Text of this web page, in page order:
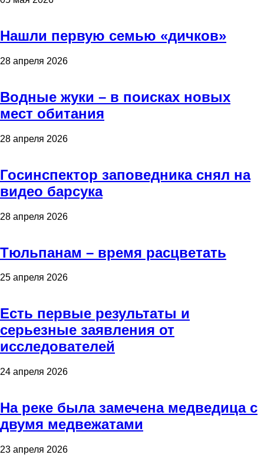
Нашли первую семью «дичков»
28 апреля 2026
Водные жуки – в поисках новых
мест обитания
28 апреля 2026
Госинспектор заповедника снял на
видео барсука
28 апреля 2026
Тюльпанам – время расцветать
25 апреля 2026
Есть первые результаты и
серьезные заявления от
исследователей
24 апреля 2026
На реке была замечена медведица с
двумя медвежатами
23 апреля 2026